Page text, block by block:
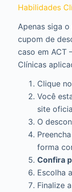
Habilidades
Apenas siga
cupom de
caso em ACT
Clínicas
Clique
Você
site
O
forma
Confira
Escolha
Finalize